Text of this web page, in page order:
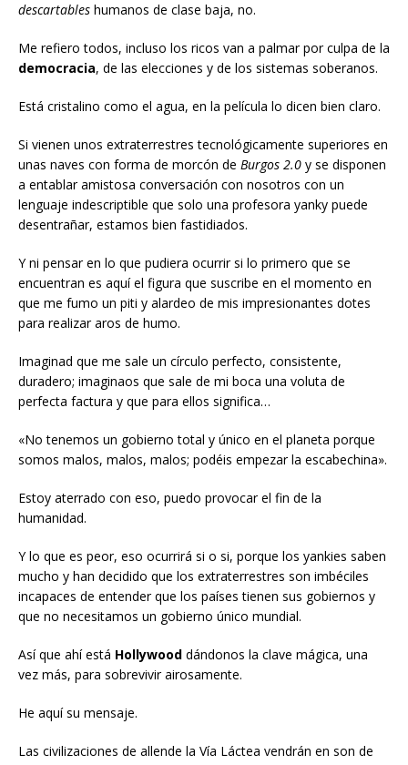
descartables humanos de clase baja, no.
Me refiero todos, incluso los ricos van a palmar por culpa de la
democracia, de las elecciones y de los sistemas soberanos.
Está cristalino como el agua, en la película lo dicen bien claro.
Si vienen unos extraterrestres tecnológicamente superiores en
unas naves con forma de morcón de Burgos 2.0 y se disponen
a entablar amistosa conversación con nosotros con un
lenguaje indescriptible que solo una profesora yanky puede
desentrañar, estamos bien fastidiados.
Y ni pensar en lo que pudiera ocurrir si lo primero que se
encuentran es aquí el figura que suscribe en el momento en
que me fumo un piti y alardeo de mis impresionantes dotes
para realizar aros de humo.
Imaginad que me sale un círculo perfecto, consistente,
duradero; imaginaos que sale de mi boca una voluta de
perfecta factura y que para ellos significa…
«No tenemos un gobierno total y único en el planeta porque
somos malos, malos, malos; podéis empezar la escabechina».
Estoy aterrado con eso, puedo provocar el fin de la
humanidad.
Y lo que es peor, eso ocurrirá si o si, porque los yankies saben
mucho y han decidido que los extraterrestres son imbéciles
incapaces de entender que los países tienen sus gobiernos y
que no necesitamos un gobierno único mundial.
Así que ahí está Hollywood dándonos la clave mágica, una
vez más, para sobrevivir airosamente.
He aquí su mensaje.
Las civilizaciones de allende la Vía Láctea vendrán en son de